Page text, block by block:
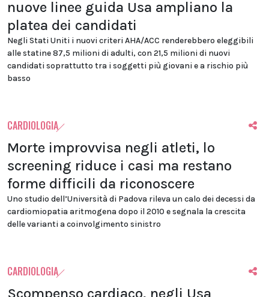
nuove linee guida Usa ampliano la
platea dei candidati
Negli Stati Uniti i nuovi criteri AHA/ACC renderebbero eleggibili
alle statine 87,5 milioni di adulti, con 21,5 milioni di nuovi
candidati soprattutto tra i soggetti più giovani e a rischio più
basso
CARDIOLOGIA
Morte improvvisa negli atleti, lo
screening riduce i casi ma restano
forme difficili da riconoscere
Uno studio dell’Università di Padova rileva un calo dei decessi da
cardiomiopatia aritmogena dopo il 2010 e segnala la crescita
delle varianti a coinvolgimento sinistro
CARDIOLOGIA
Scompenso cardiaco, negli Usa